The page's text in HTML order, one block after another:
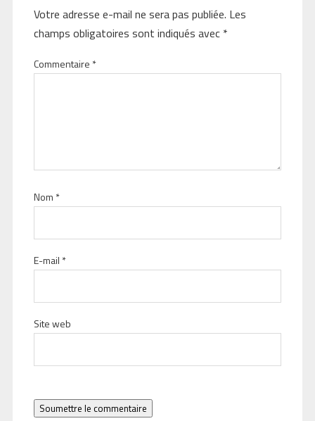
Votre adresse e-mail ne sera pas publiée. Les
champs obligatoires sont indiqués avec *
Commentaire *
Nom *
E-mail *
Site web
Soumettre le commentaire